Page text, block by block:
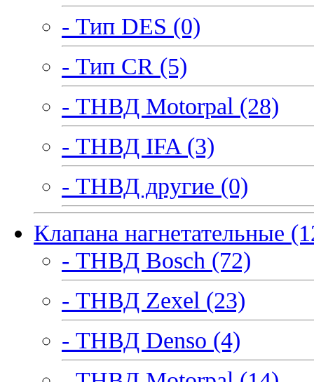
- Тип DES (0)
- Тип CR (5)
- ТНВД Motorpal (28)
- ТНВД IFA (3)
- ТНВД другие (0)
Клапана нагнетательные
- ТНВД Bosch (72)
- ТНВД Zexel (23)
- ТНВД Denso (4)